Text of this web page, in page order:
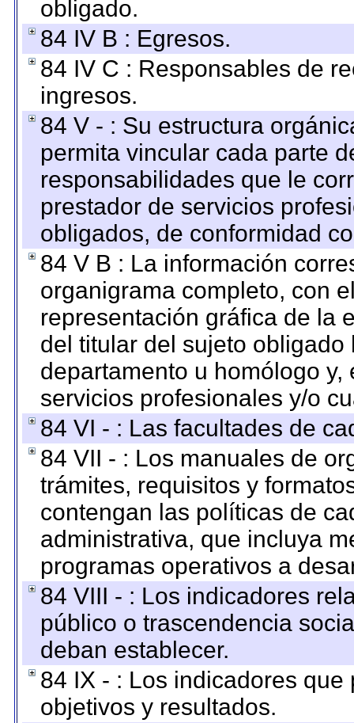
obligado.
84 IV B : Egresos.
84 IV C : Responsables de
ingresos.
84 V - : Su estructura
permita vincular cada parte
responsabilidades que le
prestador de servicios
obligados, de conformidad
84 V B : La información
organigrama completo, con
representación gráfica de la
del titular del sujeto
departamento u homólogo
servicios profesionales y/o
84 VI - : Las facultades de
84 VII - : Los manuales de
trámites, requisitos y
contengan las políticas de
administrativa, que incluya
programas operativos a
84 VIII - : Los indicadores
público o trascendencia
deban establecer.
84 IX - : Los indicadores
objetivos y resultados.